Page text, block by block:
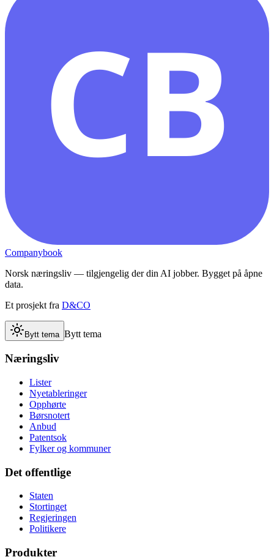
CB
Companybook
Norsk næringsliv — tilgjengelig der din AI jobber. Bygget på åpne
data.
Et prosjekt fra D&CO
Bytt tema Bytt tema
Næringsliv
Lister
Nyetableringer
Opphørte
Børsnotert
Anbud
Patentsok
Fylker og kommuner
Det offentlige
Staten
Stortinget
Regjeringen
Politikere
Produkter